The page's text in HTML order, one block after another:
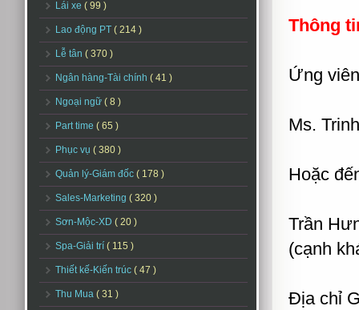
Lái xe ( 99 )
Lao động PT ( 214 )
Lễ tân ( 370 )
Ngân hàng-Tài chính ( 41 )
Ngoại ngữ ( 8 )
Part time ( 65 )
Phục vụ ( 380 )
Quản lý-Giám đốc ( 178 )
Sales-Marketing ( 320 )
Sơn-Mộc-XD ( 20 )
Spa-Giải trí ( 115 )
Thiết kế-Kiến trúc ( 47 )
Thu Mua ( 31 )
Thông
Ứng
Ms.
Hoặc
Trần
(cạnh
Địa chỉ